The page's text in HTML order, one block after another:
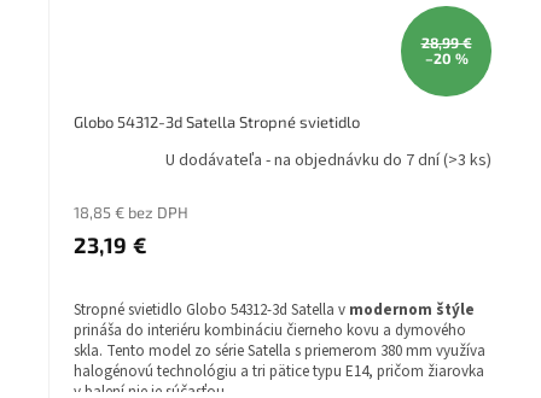
28,99 €
–20 %
Globo 54312-3d Satella Stropné svietidlo
U dodávateľa - na objednávku do 7 dní(>3 ks)
18,85 € bez DPH
23,19 €
Stropné svietidlo Globo 54312-3d Satella v modernom štýle
prináša do interiéru kombináciu čierneho kovu a dymového
skla. Tento model zo série Satella s priemerom 380 mm využíva
halogénovú technológiu a tri pätice typu E14, pričom žiarovka
v balení nie je súčasťou.